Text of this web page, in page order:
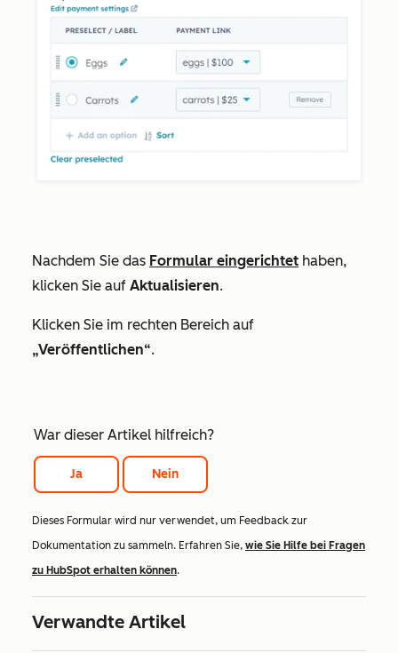
Nachdem Sie das Formular eingerichtet haben,
klicken Sie auf Aktualisieren.
Klicken Sie im rechten Bereich auf
„Veröffentlichen“.
War dieser Artikel hilfreich?
Ja Nein
Dieses Formular wird nur verwendet, um Feedback zur
Dokumentation zu sammeln. Erfahren Sie, wie Sie Hilfe bei Fragen
zu HubSpot erhalten können.
Verwandte Artikel